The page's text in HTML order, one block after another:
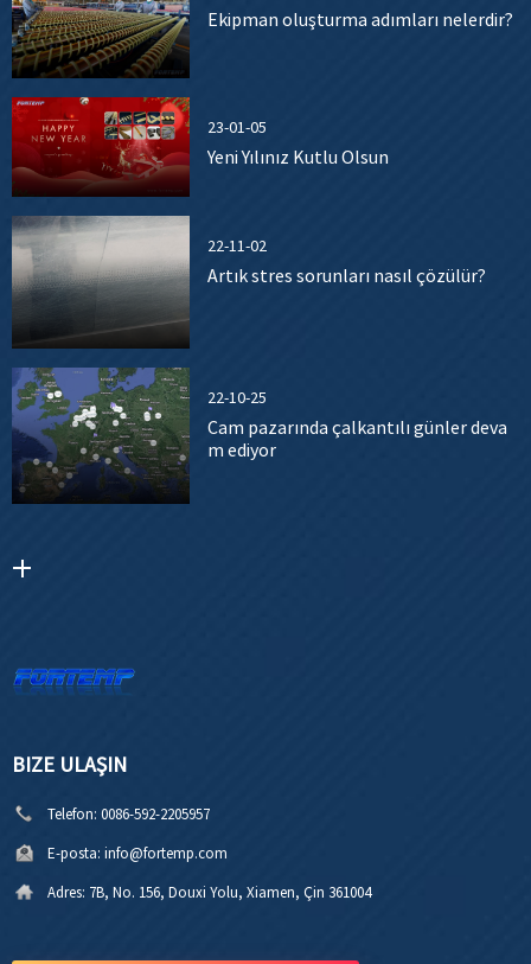
Ekipman oluşturma adımları nelerdir?
23-01-05
Yeni Yılınız Kutlu Olsun
22-11-02
Artık stres sorunları nasıl çözülür?
22-10-25
Cam pazarında çalkantılı günler deva
m ediyor
BIZE ULAŞIN
Telefon: 0086-592-2205957
E-posta: info@fortemp.com
Adres: 7B, No. 156, Douxi Yolu, Xiamen, Çin 361004